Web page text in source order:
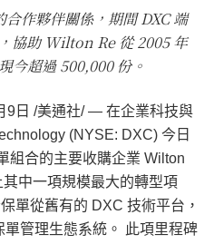
作夥伴關係，期間 DXC 端
協助 Wilton Re 從 2005 年
今超過 500,000 份。
9日 /美通社/ — 在企業科技與
(NYSE: DXC) 今日
組合的主要收購企業 Wilton
中一項規模最大的轉型項
單從舊有的 DXC 技術平台，
管理生態系統。 此項里程碑